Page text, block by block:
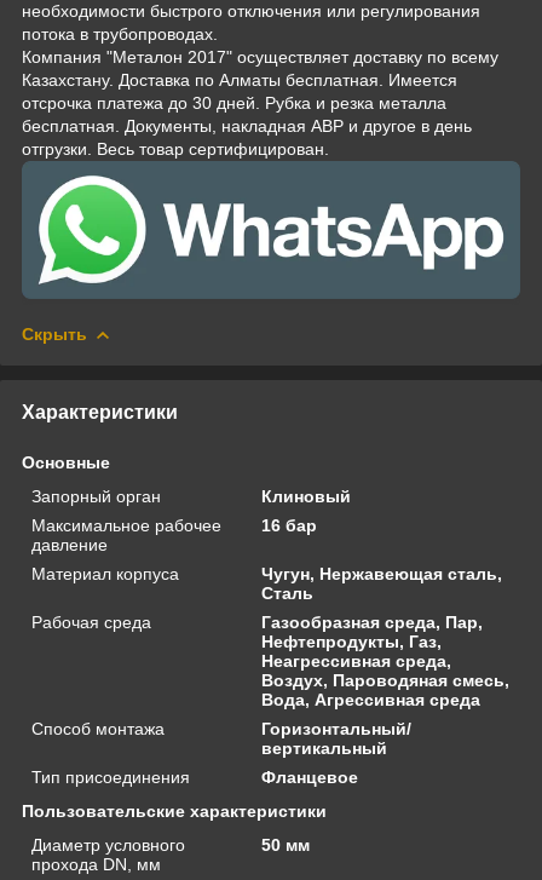
необходимости быстрого отключения или регулирования
потока в трубопроводах.
Компания "Металон 2017" осуществляет доставку по всему
Казахстану. Доставка по Алматы бесплатная. Имеется
отсрочка платежа до 30 дней. Рубка и резка металла
бесплатная. Документы, накладная АВР и другое в день
отгрузки. Весь товар сертифицирован.
Скрыть
Характеристики
Основные
Запорный орган
Клиновый
Максимальное рабочее
давление
16 бар
Материал корпуса
Чугун, Нержавеющая сталь,
Сталь
Рабочая среда
Газообразная среда, Пар,
Нефтепродукты, Газ,
Неагрессивная среда,
Воздух, Пароводяная смесь,
Вода, Агрессивная среда
Способ монтажа
Горизонтальный/
вертикальный
Тип присоединения
Фланцевое
Пользовательские характеристики
Диаметр условного
прохода DN, мм
50 мм